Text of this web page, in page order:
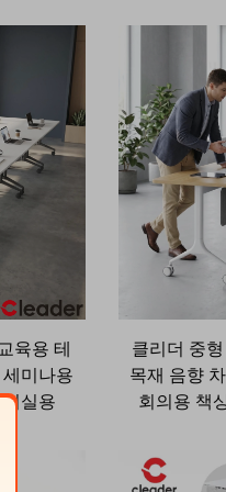
육용 테
미나용
실용
클리더 중
목재 음향
회의용 책